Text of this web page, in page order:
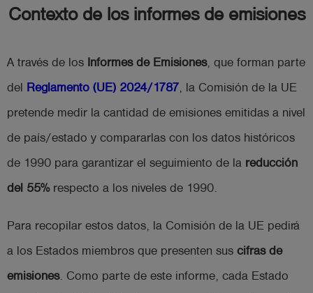
Contexto de los informes de emisiones
A través de los Informes de Emisiones, que forman parte
del
Reglamento (UE) 2024/1787, la Comisión de la UE
pretende medir la cantidad de emisiones emitidas a nivel
de país/estado y compararlas con los datos históricos
de 1990 para garantizar el seguimiento de la reducción
del 55%respecto a los niveles de 1990.
Para recopilar estos datos, la Comisión de la UE pedirá
a los Estados miembros que presenten sus cifras de
emisiones. Como parte de este informe, cada Estado